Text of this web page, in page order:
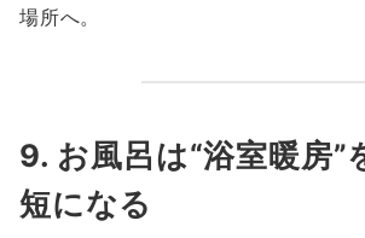
場所へ。
9. お風呂は“浴室暖房”
短になる